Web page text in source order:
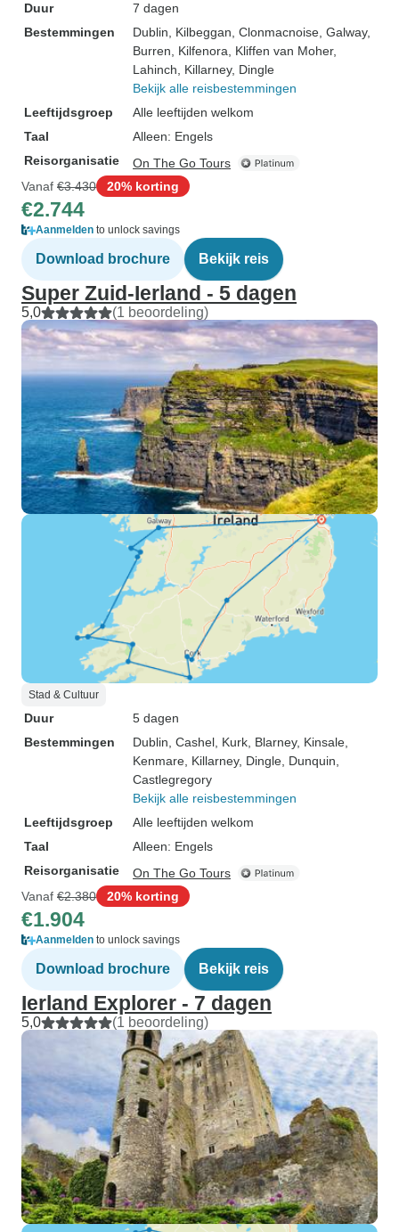
Duur
7 dagen
Bestemmingen
Dublin , Kilbeggan , Clonmacnoise , Galway,
Burren , Kilfenora , Kliffen van Moher,
Lahinch , Killarney, Dingle
Bekijk alle reisbestemmingen
Leeftijdsgroep
Alle leeftijden welkom
Taal
Alleen: Engels
Reisorganisatie
On The Go Tours
Vanaf €3.430 20% korting
€2.744
Aanmelden to unlock savings
Download brochure Bekijk reis
Super Zuid-Ierland - 5 dagen
5,0 (1 beoordeling)
Stad & Cultuur
Duur
5 dagen
Bestemmingen
Dublin , Cashel , Kurk , Blarney, Kinsale
Kenmare , Killarney, Dingle , Dunquin
Castlegregory
Bekijk alle reisbestemmingen
Leeftijdsgroep
Alle leeftijden welkom
Taal
Alleen: Engels
Reisorganisatie
On The Go Tours
Vanaf €2.380 20% korting
€1.904
Aanmelden to unlock savings
Download brochure Bekijk reis
Ierland Explorer - 7 dagen
5,0 (1 beoordeling)